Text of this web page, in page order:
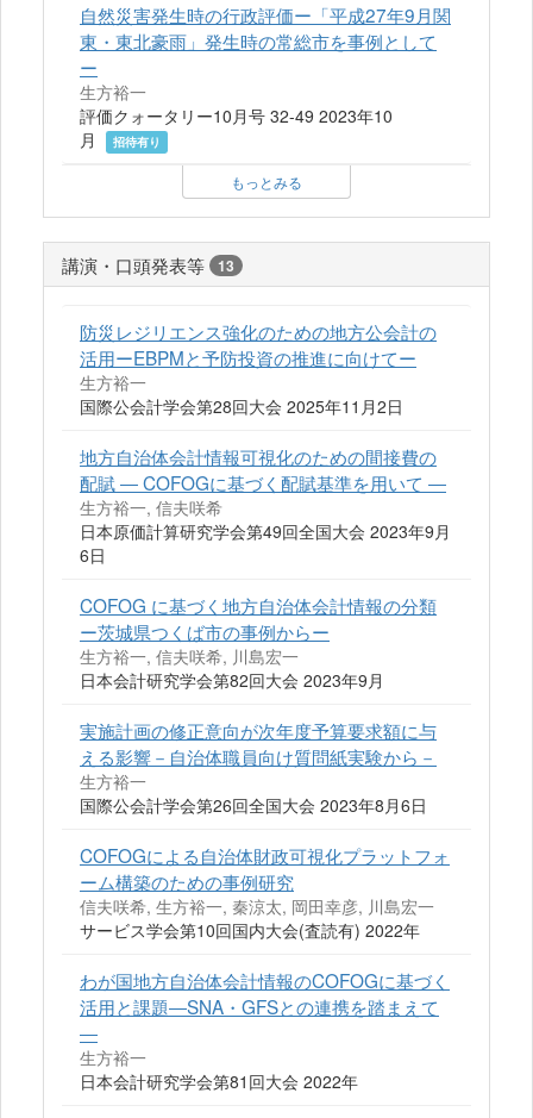
自然災害発生時の行政評価ー「平成27年9月関
東・東北豪雨」発生時の常総市を事例として
ー
生方裕一
評価クォータリー10月号 32-49 2023年10
月
招待有り
もっとみる
講演・口頭発表等 13
防災レジリエンス強化のための地方公会計の
活用ーEBPMと予防投資の推進に向けてー
生方裕一
国際公会計学会第28回大会 2025年11月2日
地方自治体会計情報可視化のための間接費の
配賦 ― COFOGに基づく配賦基準を用いて ―
生方裕一, 信夫咲希
日本原価計算研究学会第49回全国大会 2023年9月
6日
COFOG に基づく地方自治体会計情報の分類
ー茨城県つくば市の事例からー
生方裕一, 信夫咲希, 川島宏一
日本会計研究学会第82回大会 2023年9月
実施計画の修正意向が次年度予算要求額に与
える影響－自治体職員向け質問紙実験から－
生方裕一
国際公会計学会第26回全国大会 2023年8月6日
COFOGによる自治体財政可視化プラットフォ
ーム構築のための事例研究
信夫咲希, 生方裕一, 秦涼太, 岡田幸彦, 川島宏一
サービス学会第10回国内大会(査読有) 2022年
わが国地方自治体会計情報のCOFOGに基づく
活用と課題―SNA・GFSとの連携を踏まえて
―
生方裕一
日本会計研究学会第81回大会 2022年